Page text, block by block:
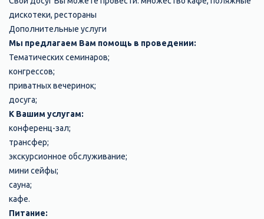
дискотеки, рестораны
Дополнительные услуги
Мы предлагаем Вам помощь в проведении:
Тематических семинаров;
конгрессов;
приватных вечеринок;
досуга;
К Вашим услугам:
конференц-зал;
трансфер;
экскурсионное обслуживание;
мини сейфы;
сауна;
кафе.
Питание: